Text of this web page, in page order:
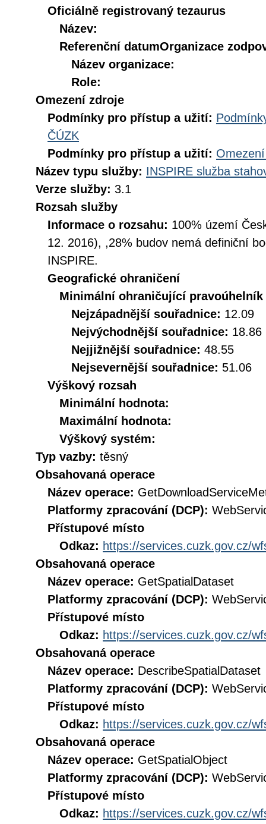
Oficiálně registrovaný tezaurus
Název:
Referenční datumOrganizace
Název organizace:
Role:
Omezení zdroje
Podmínky pro přístup a užití:
ČÚZK
Podmínky pro přístup a užití:
Název typu služby: INSPIRE služba
Verze služby: 3.1
Rozsah služby
Informace o rozsahu: 100% území
12. 2016), ,28% budov nemá definiční
INSPIRE.
Geografické ohraničení
Minimální ohraničující pravoúhelník
Nejzápadnější souřadnice: 12.09
Nejvýchodnější souřadnice: 18.86
Nejjižnější souřadnice: 48.55
Nejsevernější souřadnice: 51.06
Výškový rozsah
Minimální hodnota:
Maximální hodnota:
Výškový systém:
Typ vazby: těsný
Obsahovaná operace
Název operace:
Platformy zpracování (DCP):
Přístupové místo
Odkaz: https://services.cuzk.gov.cz/
Obsahovaná operace
Název operace: GetSpatialDataset
Platformy zpracování (DCP):
Přístupové místo
Odkaz: https://services.cuzk.gov.cz/
Obsahovaná operace
Název operace: DescribeSpatialDataset
Platformy zpracování (DCP):
Přístupové místo
Odkaz: https://services.cuzk.gov.cz/
Obsahovaná operace
Název operace: GetSpatialObject
Platformy zpracování (DCP):
Přístupové místo
Odkaz: https://services.cuzk.gov.cz/